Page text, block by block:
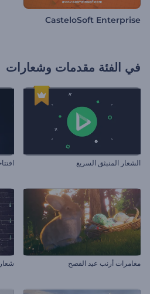
CasteloSoft Enterprise
في الفئة مقدمات وشعارات
الشعار المنبثق السريع
مغامرات أرنب عيد الفصح